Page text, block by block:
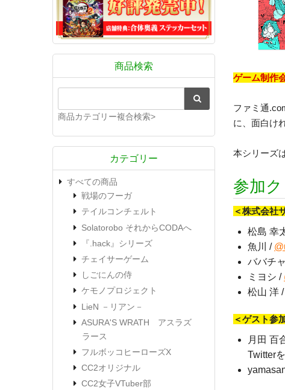
ゲーム制作
ファミ通
に、面白け
本シリーズ
参加
＜株式会社
松島 幸
魚川 /
ババチ
ミヨシ /
松山 洋 /
＜ゲスト参
月田 百
Twitter
商品検索
商品カテゴリー複合検索>
カテゴリー
すべての商品
戦場のフーガ
テイルコンチェルト
Solatorobo それからCODAへ
『.hack』シリーズ
チェイサーゲーム
しごにんの侍
ケモノプロジェクト
LieN －リアン－
ASURA'S WRATH アスラズ
ラース
フルボッコヒーローズX
CC2オリジナル
CC2女子VTuber部